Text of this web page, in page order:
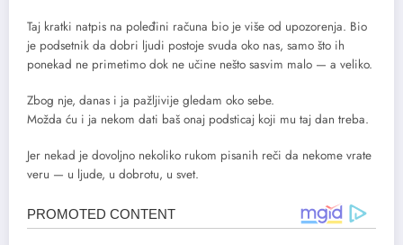
Taj kratki natpis na poleđini računa bio je više od upozorenja. Bio
je podsetnik da dobri ljudi postoje svuda oko nas, samo što ih
ponekad ne primetimo dok ne učine nešto sasvim malo — a veliko.
Zbog nje, danas i ja pažljivije gledam oko sebe.
Možda ću i ja nekom dati baš onaj podsticaj koji mu taj dan treba.
Jer nekad je dovoljno nekoliko rukom pisanih reči da nekome vrate
veru — u ljude, u dobrotu, u svet.